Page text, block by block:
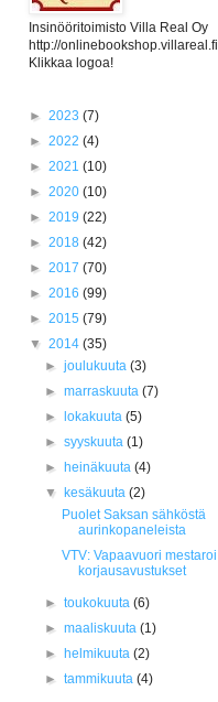
Insinööritoimisto Villa Real Oy
http://onlinebookshop.villareal.fi
Klikkaa logoa!
► 2023 (7)
► 2022 (4)
► 2021 (10)
► 2020 (10)
► 2019 (22)
► 2018 (42)
► 2017 (70)
► 2016 (99)
► 2015 (79)
▼ 2014 (35)
►joulukuuta(3)
►marraskuuta(7)
►
lokakuuta(5)
►syyskuuta(1)
►
heinäkuuta(4)
▼
kesäkuuta(2)
Puolet Saksan sähköstä
aurinkopaneleista
VTV: Vapaavuori mestaroi
korjausavustukset
►toukokuuta(6)
►maaliskuuta(1)
►
helmikuuta(2)
►tammikuuta(4)